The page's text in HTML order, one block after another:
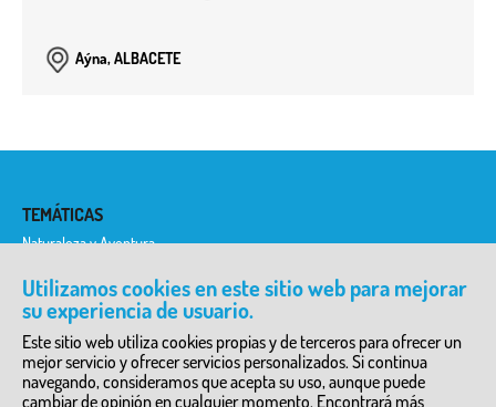
Utilizamos cookies en este sitio web para mejorar
su experiencia de usuario.
Este sitio web utiliza cookies propias y de terceros para ofrecer un
mejor servicio y ofrecer servicios personalizados. Si continua
navegando, consideramos que acepta su uso, aunque puede
cambiar de opinión en cualquier momento. Encontrará más
Aýna, ALBACETE
TEMÁTICAS
Naturaleza y Aventura
Historia del Arte
Ciencia y Tecnología
Literatura y Teatro
Arqueología
DIRECTORIO DE SERVICIOS
Granjas Escuela y Zoos